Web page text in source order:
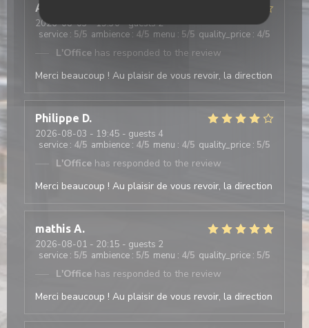
Antonio
2026-08-03- 19:30 - guests 2
service : 5/5 ambience : 4/5 menu : 5/5 quality_price : 4/5
L'Office has responded to the review
Merci beaucoup ! Au plaisir de vous revoir, la direction
Philippe D
2026-08-03 - 19:45 - guests 4
service : 4/5 ambience : 4/5 menu : 4/5 quality_price : 5/5
L'Office has responded to the review
Merci beaucoup ! Au plaisir de vous revoir, la direction
mathis A
2026-08-01 - 20:15 - guests 2
service : 5/5 ambience : 5/5 menu : 4/5 quality_price : 5/5
L'Office has responded to the review
Merci beaucoup ! Au plaisir de vous revoir, la direction